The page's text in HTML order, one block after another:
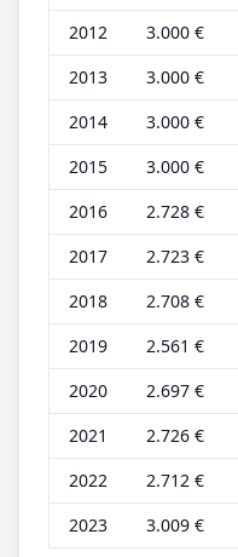
2012
3.000 €
2013
3.000 €
2014
3.000 €
2015
3.000 €
2016
2.728 €
2017
2.723 €
2018
2.708 €
2019
2.561 €
2020
2.697 €
2021
2.726 €
2022
2.712 €
2023
3.009 €